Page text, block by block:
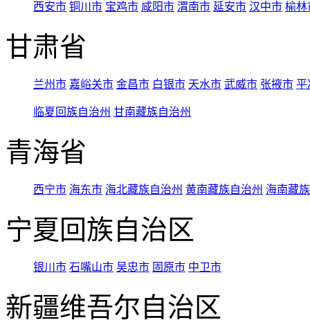
西安市 铜川市 宝鸡市 咸阳市 渭南市 延安市 汉中市 榆林
甘肃省
兰州市 嘉峪关市 金昌市 白银市 天水市 武威市 张掖市 平
临夏回族自治州 甘南藏族自治州
青海省
西宁市 海东市 海北藏族自治州 黄南藏族自治州 海南藏
宁夏回族自治区
银川市 石嘴山市 吴忠市 固原市 中卫市
新疆维吾尔自治区